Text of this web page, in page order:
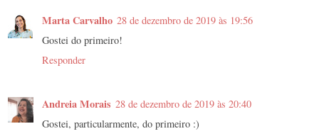
Marta Carvalho 28 de dezembro de 2019 às 19:56
Gostei do primeiro!
Responder
Andreia Morais 28 de dezembro de 2019 às 20:40
Gostei, particularmente, do primeiro :)